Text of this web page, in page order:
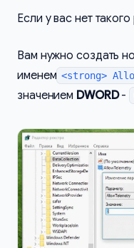
Если у вас нет
Вам нужно создать
именем <strong>
значением DWORD-